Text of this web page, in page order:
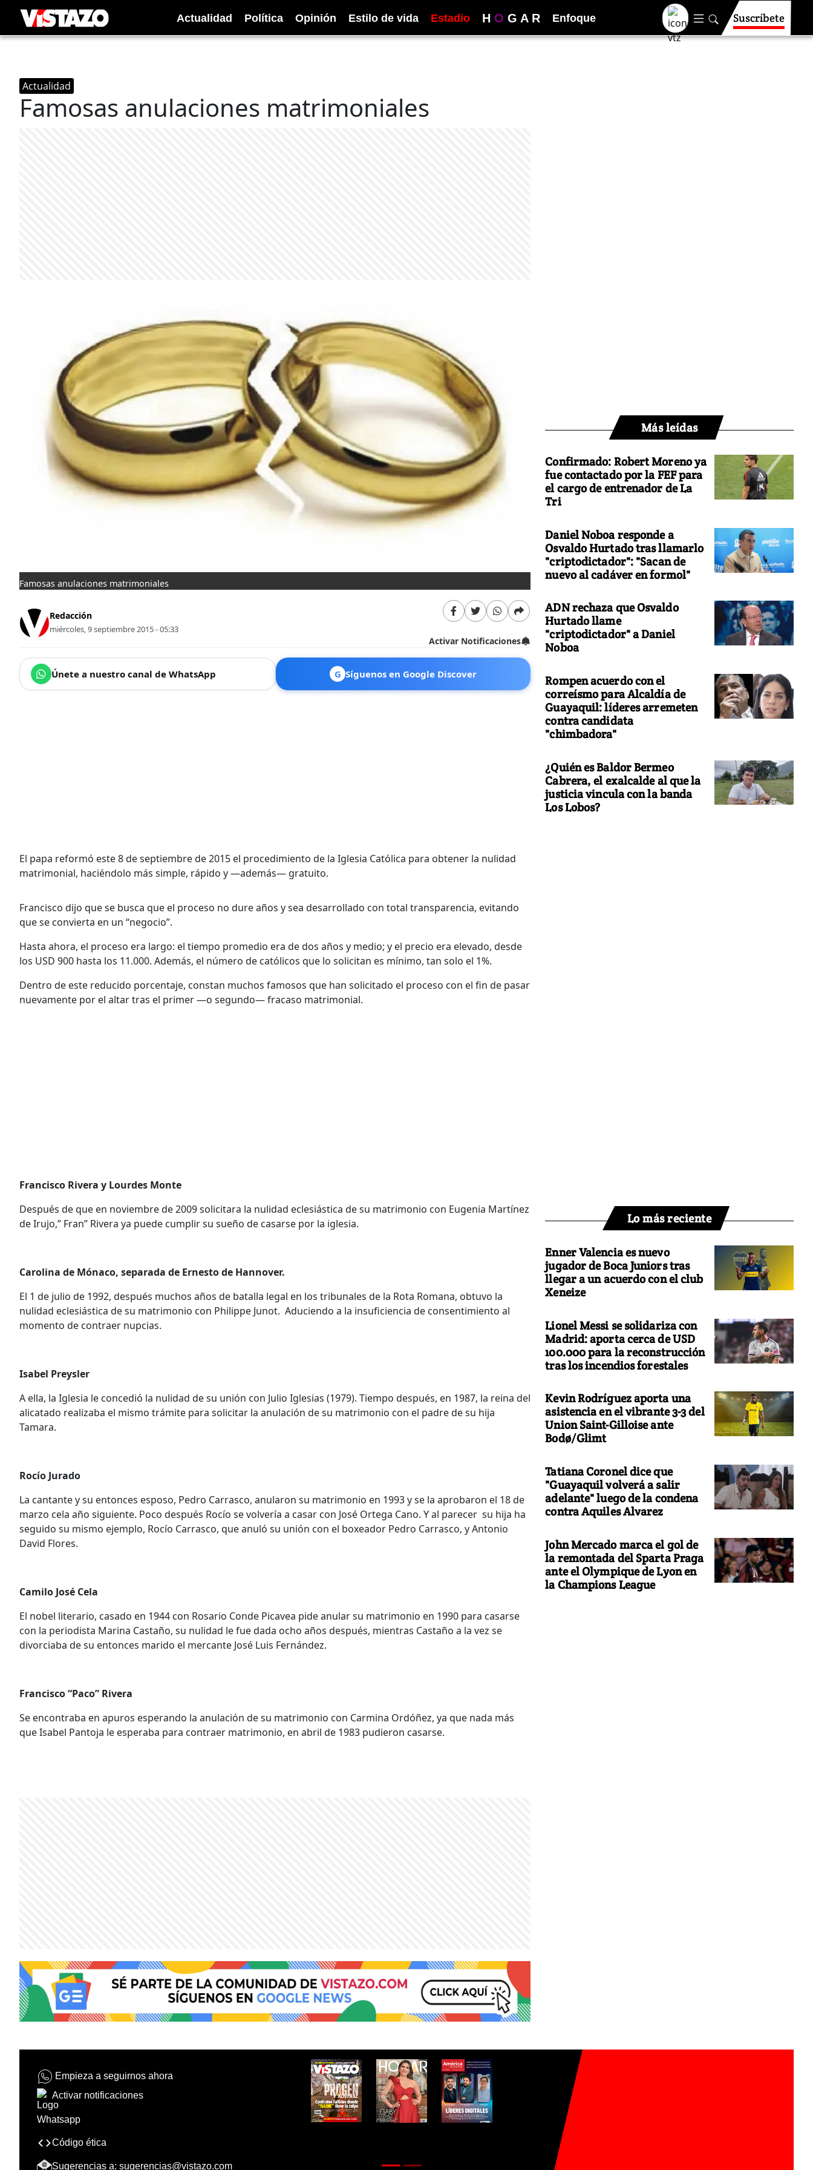
Actualidad Política Opinión Estilo de vida Estadio H O G A R Enfoque Suscríbete
Actualidad
Famosas anulaciones matrimoniales
Famosas anulaciones matrimoniales
Redacción
miércoles, 9 septiembre 2015 - 05:33
Activar Notificaciones
Únete a nuestro canal de WhatsApp G Síguenos en Google Discover
El papa reformó este 8 de septiembre de 2015 el procedimiento de la Iglesia Católica para obtener la nulidad
matrimonial, haciéndolo más simple, rápido y —además— gratuito.
Francisco dijo que se busca que el proceso no dure años y sea desarrollado con total transparencia, evitando
que se convierta en un “negocio”.
Hasta ahora, el proceso era largo: el tiempo promedio era de dos años y medio; y el precio era elevado, desde
los USD 900 hasta los 11.000. Además, el número de católicos que lo solicitan es mínimo, tan solo el 1%.
Dentro de este reducido porcentaje, constan muchos famosos que han solicitado el proceso con el fin de pasar
nuevamente por el altar tras el primer —o segundo— fracaso matrimonial.
Francisco Rivera y Lourdes Monte
Después de que en noviembre de 2009 solicitara la nulidad eclesiástica de su matrimonio con Eugenia Martínez
de Irujo,” Fran” Rivera ya puede cumplir su sueño de casarse por la iglesia.
Carolina de Mónaco, separada de Ernesto de Hannover.
El 1 de julio de 1992, después muchos años de batalla legal en los tribunales de la Rota Romana, obtuvo la
nulidad eclesiástica de su matrimonio con Philippe Junot. Aduciendo a la insuficiencia de consentimiento al
momento de contraer nupcias.
Isabel Preysler
A ella, la Iglesia le concedió la nulidad de su unión con Julio Iglesias (1979). Tiempo después, en 1987, la reina del
alicatado realizaba el mismo trámite para solicitar la anulación de su matrimonio con el padre de su hija
Tamara.
Rocío Jurado
La cantante y su entonces esposo, Pedro Carrasco, anularon su matrimonio en 1993 y se la aprobaron el 18 de
marzo cela año siguiente. Poco después Rocío se volvería a casar con José Ortega Cano. Y al parecer su hija ha
seguido su mismo ejemplo, Rocío Carrasco, que anuló su unión con el boxeador Pedro Carrasco, y Antonio
David Flores.
Camilo José Cela
El nobel literario, casado en 1944 con Rosario Conde Picavea pide anular su matrimonio en 1990 para casarse
con la periodista Marina Castaño, su nulidad le fue dada ocho años después, mientras Castaño a la vez se
divorciaba de su entonces marido el mercante José Luis Fernández.
Francisco “Paco” Rivera
Se encontraba en apuros esperando la anulación de su matrimonio con Carmina Ordóñez, ya que nada más
que Isabel Pantoja le esperaba para contraer matrimonio, en abril de 1983 pudieron casarse.
Más leídas
Confirmado: Robert Moreno ya
fue contactado por la FEF para
el cargo de entrenador de La
Tri
Daniel Noboa responde a
Osvaldo Hurtado tras llamarlo
"criptodictador": "Sacan de
nuevo al cadáver en formol"
ADN rechaza que Osvaldo
Hurtado llame
"criptodictador" a Daniel
Noboa
Rompen acuerdo con el
correísmo para Alcaldía de
Guayaquil: líderes arremeten
contra candidata
"chimbadora"
¿Quién es Baldor Bermeo
Cabrera, el exalcalde al que la
justicia vincula con la banda
Los Lobos?
Lo más reciente
Enner Valencia es nuevo
jugador de Boca Juniors tras
llegar a un acuerdo con el club
Xeneize
Lionel Messi se solidariza con
Madrid: aporta cerca de USD
100.000 para la reconstrucción
tras los incendios forestales
Kevin Rodríguez aporta una
asistencia en el vibrante 3-3 del
Union Saint-Gilloise ante
Bodø/Glimt
Tatiana Coronel dice que
"Guayaquil volverá a salir
adelante" luego de la condena
contra Aquiles Alvarez
John Mercado marca el gol de
la remontada del Sparta Praga
ante el Olympique de Lyon en
la Champions League
Empieza a seguirnos ahora
Activar notificaciones
Código ética
Sugerencias a: sugerencias@vistazo.com